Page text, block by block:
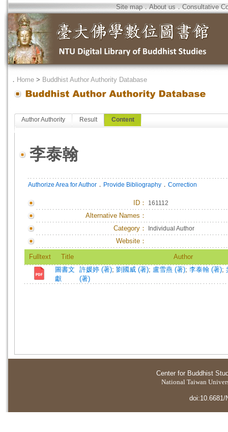
Site map．About us．Consultative
． Home > Buddhist Author Authority Database
Author Authority Result Content
李泰翰
Authorize Area for Author ． Provide Bibliography ． Correction
ID ： 161112
Alternative Names：
Category：
Individual Author
Website：
Fulltext Title
Author
圖書文
獻
許媛婷 (著); 劉國威 (著); 盧雪燕 (著); 李泰翰 (著);
(著)
Center for Buddhist
National Taiwan
doi:10.6681/